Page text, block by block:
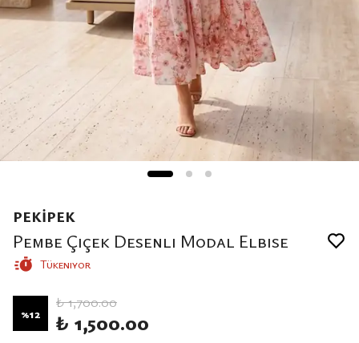
PEKİPEK
Pembe Çiçek Desenli Modal Elbise
Tükeniyor
%12
₺ 1,700.00
₺ 1,500.00